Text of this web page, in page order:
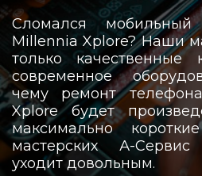
Сломался
Millennia Xplore? Наши
только качественные
современное
чему ремонт
Xplore будет
максимально
мастерских А-
уходит довольным.